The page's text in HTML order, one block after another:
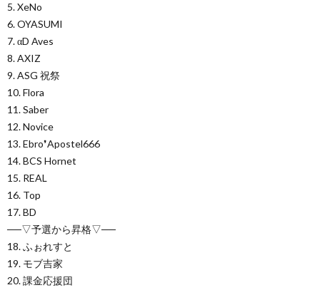
5. XeNo
6. OYASUMI
7. αD Aves
8. AXIZ
9. ASG 祝祭
10. Flora
11. Saber
12. Novice
13. Ebro❜Apostel666
14. BCS Hornet
15. REAL
16. Top
17. BD
──▽予選から昇格▽──
18. ふぉれすと
19. モブ吉家
20. 課金応援団